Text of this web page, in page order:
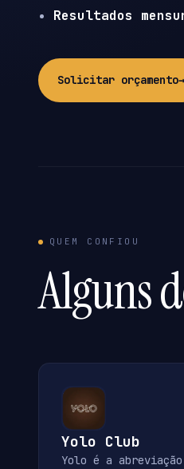
Resultados
Solicitar orçamento→
QUEM CONFIOU
Alguns
Yolo Club
Yolo é a